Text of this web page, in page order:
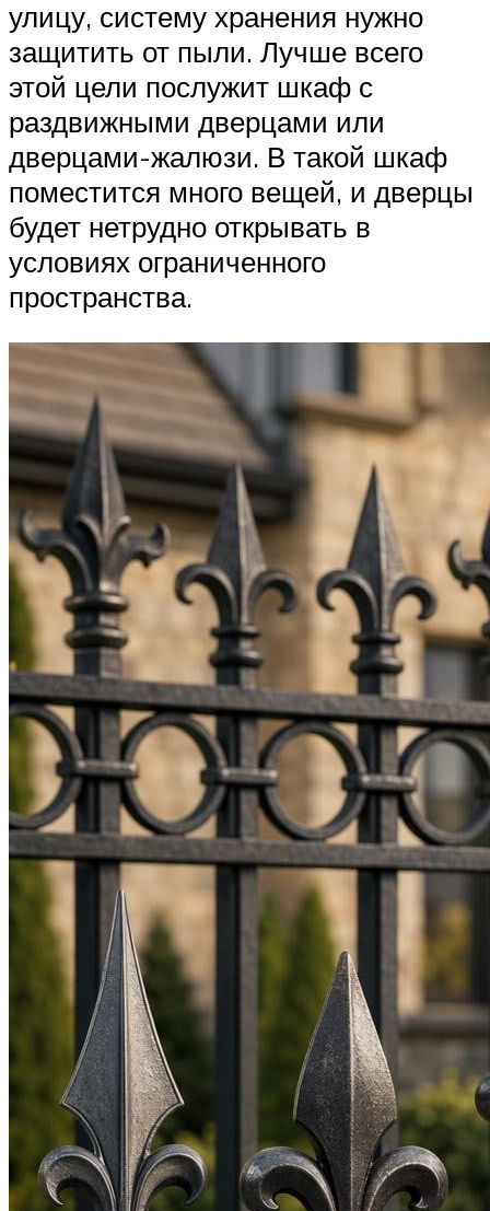
улицу, систему хранения нужно
защитить от пыли. Лучше всего
этой цели послужит шкаф с
раздвижными дверцами или
дверцами-жалюзи. В такой шкаф
поместится много вещей, и дверцы
будет нетрудно открывать в
условиях ограниченного
пространства.